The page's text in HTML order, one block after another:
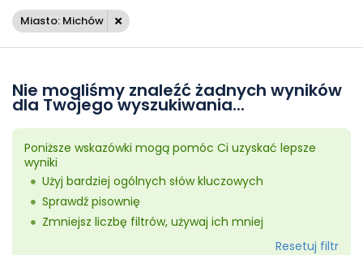
Miasto: Michów
Nie mogliśmy znaleźć żadnych wyników
dla Twojego wyszukiwania...
Poniższe wskazówki mogą pomóc Ci uzyskać lepsze
wyniki
Użyj bardziej ogólnych słów kluczowych
Sprawdź pisownię
Zmniejsz liczbę filtrów, używaj ich mniej
Resetuj filtr